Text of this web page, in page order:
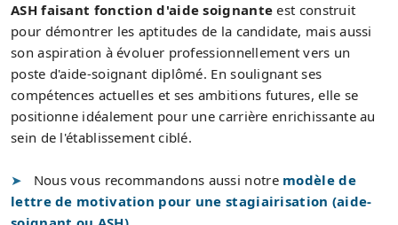
ASH faisant fonction d'aide soignante est construit
pour démontrer les aptitudes de la candidate, mais aussi
son aspiration à évoluer professionnellement vers un
poste d'aide-soignant diplômé. En soulignant ses
compétences actuelles et ses ambitions futures, elle se
positionne idéalement pour une carrière enrichissante au
sein de l'établissement ciblé.
Nous vous recommandons aussi notre modèle de
lettre de motivation pour une stagiairisation (aide-